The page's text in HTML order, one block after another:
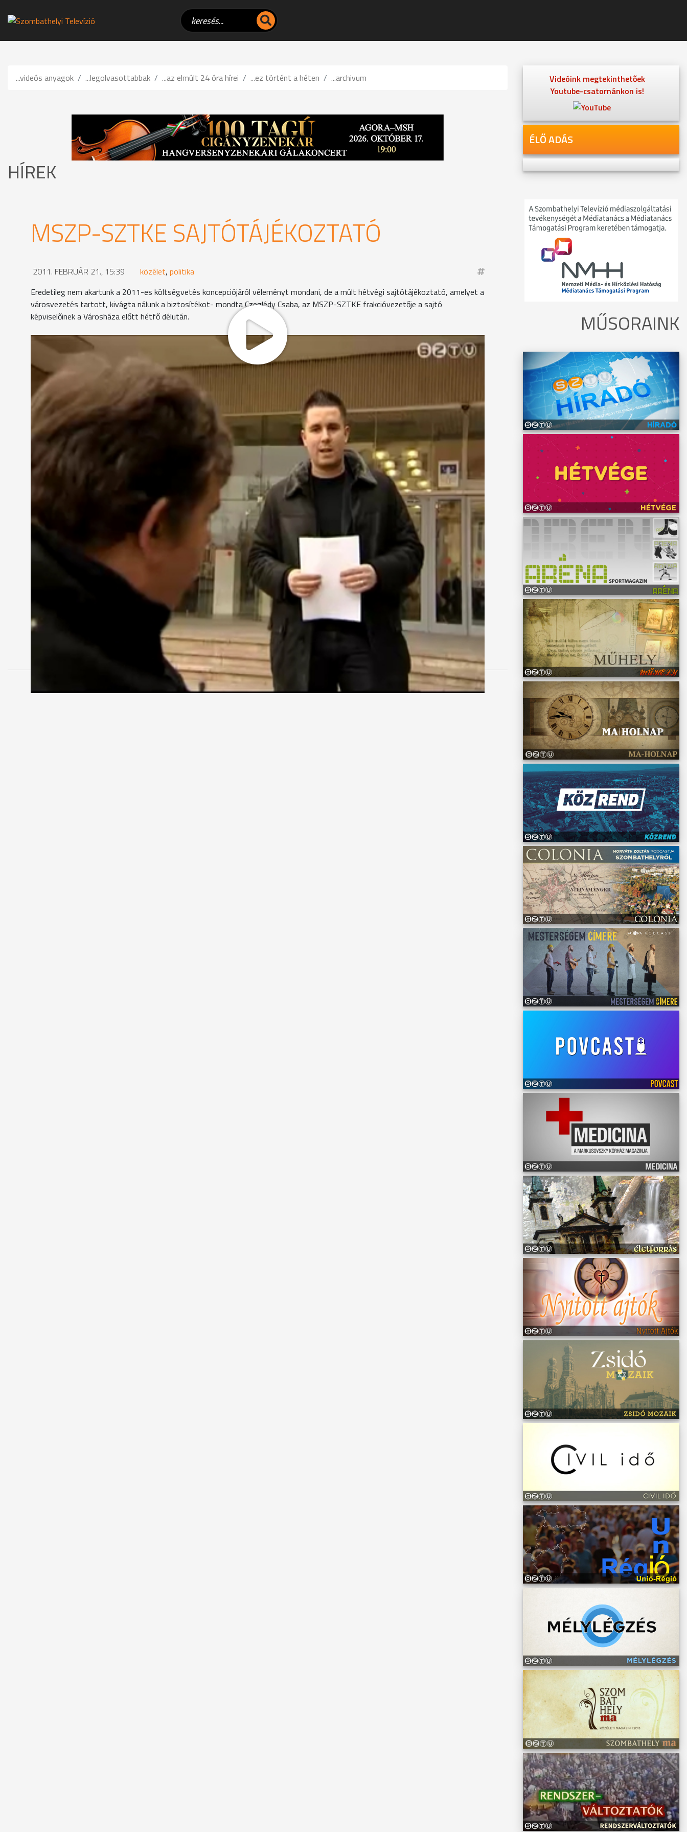
...videós anyagok ...legolvasottabbak ...az elmúlt 24 óra hírei ...ez történt a héten ...archivum
HÍREK
MSZP-SZTKE SAJTÓTÁJÉKOZTATÓ
2011. FEBRUÁR 21., 15:39 közélet, politika
Eredetileg nem akartunk a 2011-es költségvetés koncepciójáról véleményt mondani, de a múlt hétvégi sajtótájékoztató, amelyet a
városvezetés tartott, kivágta nálunk a biztosítékot- mondta Czeglédy Csaba, az MSZP-SZTKE frakcióvezetője a sajtó
képviselőinek a Városháza előtt hétfő délután.
A frakcióvezető szerint nem felel meg a tényeknek, hogy csak az előző városvezetés tehető felelőssé a város
hitelállományának 16 milliárd forintra való növekedésért, mert az elmúlt két évben az ellenzék szavazatai is
kellettek a határozatok elfogadásához. Az elmúlt négy évben Szombathely 16 milliárd forintot költött az
oktatásra, miközben az önkormányzat évről-évre kisebb állami támogatást kapott a kötelező feladatok
elvégzésére és ez így van 2011-ben is - tette hozzá Czeglédy Csaba. Kifejtette:az MSZP-SZTKE frakció
közgyűlésben minden struktúra átalakításra írányúló előterjesztést, amelyet ésszerűnek tartanak, meg fog
szavazni, de a fűnyíróelven történő pénzelvonást nem. A bizottságokban módosító javaslatokkal fognak élni, mert
álláspontja szerint szavazataikkal nem fognak támogatni egy olyan költségvetést, amely pedagógusok elküldésére
kötelezné az intézményvezetőket.
Videóink megtekinthetőek
Youtube-csatornánkon is!
ÉLŐ ADÁS
MŰSORAINK